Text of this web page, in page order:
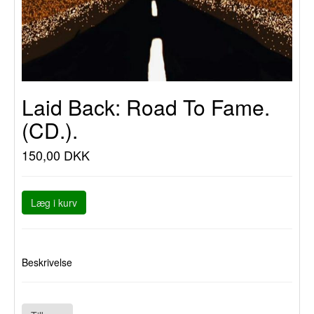
Laid Back: Road To Fame.
(CD.).
150,00 DKK
Læg i kurv
Beskrivelse